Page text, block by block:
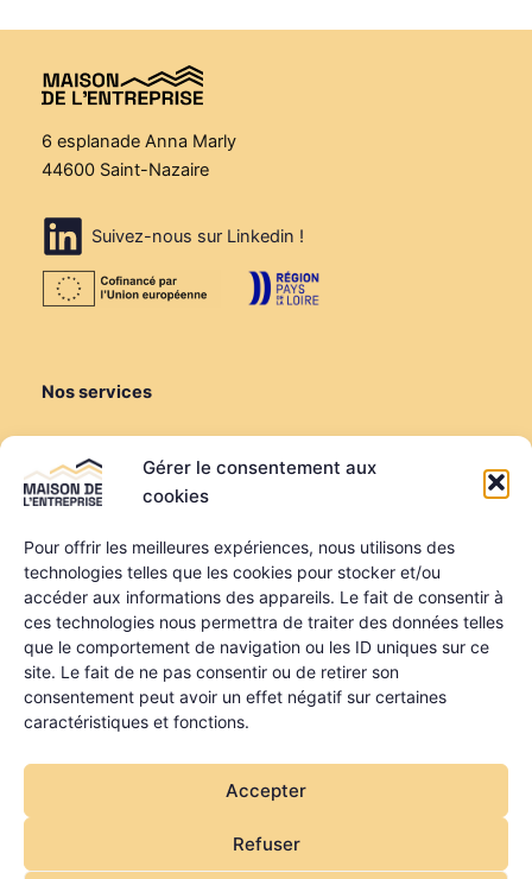
Gérer le consentement aux
cookies
Pour offrir les meilleures expériences, nous utilisons des
technologies telles que les cookies pour stocker et/ou
accéder aux informations des appareils. Le fait de consentir à
ces technologies nous permettra de traiter des données telles
que le comportement de navigation ou les ID uniques sur ce
site. Le fait de ne pas consentir ou de retirer son
consentement peut avoir un effet négatif sur certaines
caractéristiques et fonctions.
Accepter
Refuser
6 esplanade Anna Marly
44600 Saint-Nazaire
Suivez-nous sur Linkedin !
Nos services
Louer une salle de réunion
Louer un bureau
Domiciliation
Informations
Mentions légales
Politique de confidentialité
Qui sommes-nous ?
Nos partenaires
La MDE a été financée dans le cadre du programme